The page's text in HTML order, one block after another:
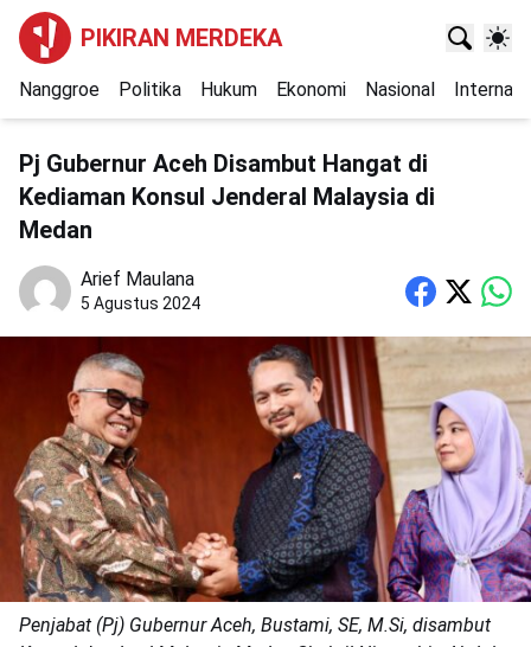
PIKIRAN MERDEKA
Nanggroe Politika Hukum Ekonomi Nasional
Pj Gubernur Aceh Disambut Hangat di
Kediaman Konsul Jenderal Malaysia di
Medan
Arief Maulana
5 Agustus 2024
Penjabat (Pj) Gubernur Aceh, Bustami, SE, M.Si, disambut